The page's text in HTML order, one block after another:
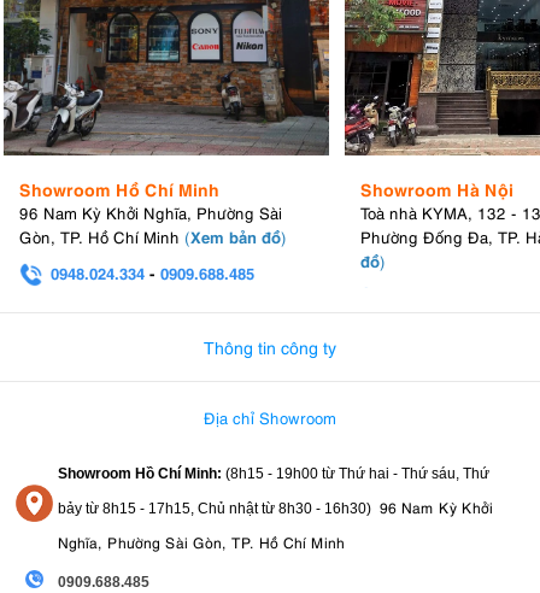
Showroom Hồ Chí Minh
96 Nam Kỳ Khởi Nghĩa, Phường Sài
Gòn, TP. Hồ Chí Minh (Xem bản đồ)
0948.024.334 - 0909.688.485
Showroom Hà Nội
Toà nhà KYMA, 132 -
Phường Đống Đa, TP.
đồ)
Thông tin công ty
Địa chỉ Showroom
Showroom Hồ Chí Minh: (8h15 - 19h00 từ Thứ hai - Thứ sáu, Thứ
bảy từ 8h15 - 17h15, Chủ nhật từ 8h30 - 16h30) 96 Nam Kỳ Khởi
Nghĩa, Phường Sài Gòn, TP. Hồ Chí Minh
0909.688.485